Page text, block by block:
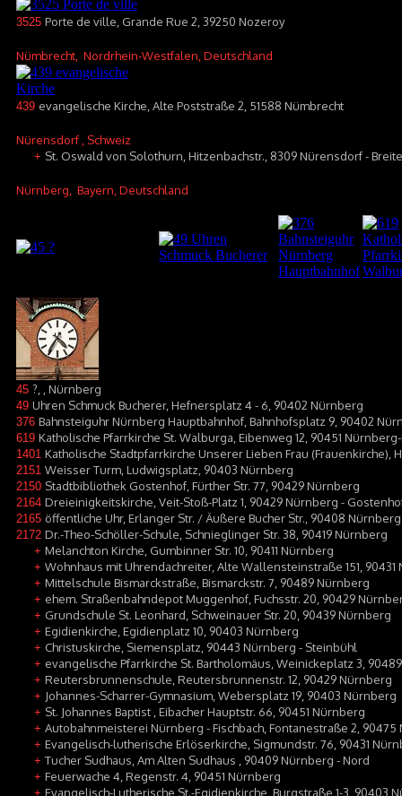
3525 Porte de ville, Grande Rue 2, 39250 Nozeroy
Nümbrecht , Nordrhein-Westfalen, Deutschland
439 evangelische Kirche, Alte Poststraße 2, 51588 Nümbrecht
Nürensdorf , Schweiz
+ St. Oswald von Solothurn, Hitzenbachstr., 8309 Nürensdorf - Breite
Nürnberg , Bayern, Deutschland
45 ?, , Nürnberg
49 Uhren Schmuck Bucherer, Hefnersplatz 4 - 6, 90402 Nürnberg
376 Bahnsteiguhr Nürnberg Hauptbahnhof, Bahnhofsplatz 9, 90402
619 Katholische Pfarrkirche St. Walburga, Eibenweg 12, 90451
1401 Katholische Stadtpfarrkirche Unserer Lieben Frau (Frauenkirche),
2151 Weisser Turm, Ludwigsplatz, 90403 Nürnberg
2150 Stadtbibliothek Gostenhof, Fürther Str. 77, 90429 Nürnberg
2164 Dreieinigkeitskirche, Veit-Stoß-Platz 1, 90429 Nürnberg -
2165 öffentliche Uhr, Erlanger Str. / Äußere Bucher Str., 90408 Nürnberg
2172 Dr.-Theo-Schöller-Schule, Schnieglinger Str. 38, 90419 Nürnberg
+ Melanchton Kirche, Gumbinner Str. 10, 90411 Nürnberg
+ Wohnhaus mit Uhrendachreiter, Alte Wallensteinstraße 151,
+ Mittelschule Bismarckstraße, Bismarckstr. 7, 90489 Nürnberg
+ ehem. Straßenbahndepot Muggenhof, Fuchsstr. 20, 90429
+ Grundschule St. Leonhard, Schweinauer Str. 20, 90439 Nürnberg
+ Egidienkirche, Egidienplatz 10, 90403 Nürnberg
+ Christuskirche, Siemensplatz, 90443 Nürnberg - Steinbühl
+ evangelische Pfarrkirche St. Bartholomäus, Weinickeplatz 3,
+ Reutersbrunnenschule, Reutersbrunnenstr. 12, 90429 Nürnberg
+ Johannes-Scharrer-Gymnasium, Webersplatz 19, 90403 Nürnberg
+ St. Johannes Baptist , Eibacher Hauptstr. 66, 90451 Nürnberg
+ Autobahnmeisterei Nürnberg - Fischbach, Fontanestraße 2, 90475
+ Evangelisch-lutherische Erlöserkirche, Sigmundstr. 76, 90431
+ Tucher Sudhaus, Am Alten Sudhaus , 90409 Nürnberg - Nord
+ Feuerwache 4, Regenstr. 4, 90451 Nürnberg
+ Evangelisch-Lutherische St.-Egidienkirche, Burgstraße 1-3, 90403